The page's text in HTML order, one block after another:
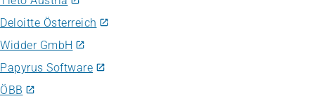
Deloitte Österreich
Widder GmbH
Papyrus Software
ÖBB